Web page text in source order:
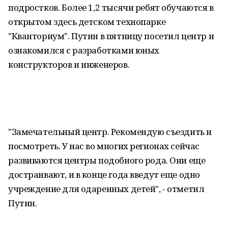
подростков. Более 1,2 тысячи ребят обучаются в
открытом здесь детском технопарке
"Кванториум". Путин в пятницу посетил центр и
ознакомился с разработками юных
конструкторов и инженеров.
"Замечательный центр. Рекомендую съездить и
посмотреть. У нас во многих регионах сейчас
развиваются центры подобного рода. Они еще
достраивают, и в конце года введут еще одно
учреждение для одаренных детей", - отметил
Путин.